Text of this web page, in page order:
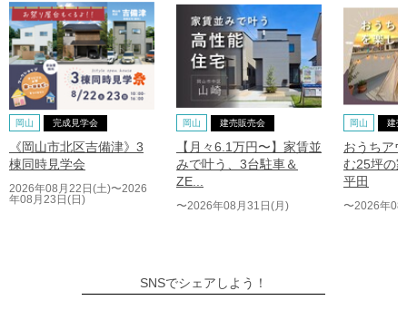
岡山 完成見学会
《岡山市北区吉備津》3
棟同時見学会
2026年08月22日(土)〜2026
年08月23日(日)
岡山 建売販売会
【月々6.1万円〜】家賃並
みで叶う、3台駐車＆
ZE...
〜2026年08月31日(月)
岡山 建売
おうちア
む25坪の
平田
〜2026年08
SNSでシェアしよう！